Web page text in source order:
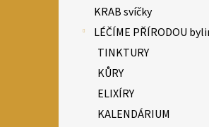
KRAB svíčky
LÉČÍME PŘÍRODOU
TINKTURY
KŮRY
ELIXÍRY
KALENDÁRIUM